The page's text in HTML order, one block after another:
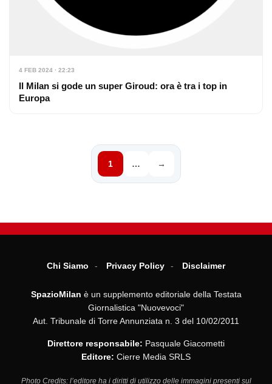
4 FEB 2024 · 22:23
Il Milan si gode un super Giroud: ora è tra i top in
Europa
1 … →
Chi Siamo Privacy Policy Disclaimer
SpazioMilan è un supplemento editoriale della Testata
Giornalistica "Nuovevoci"
Aut. Tribunale di Torre Annunziata n. 3 del 10/02/2011
Direttore responsabile: Pasquale Giacometti
Editore: Cierre Media SRLS
Photo Credits: l’editore ha i diritti di utilizzo delle immagini presenti sul